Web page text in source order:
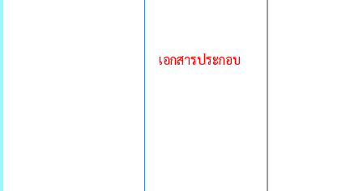
เอกสารประกอบ